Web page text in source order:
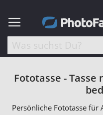
Fototasse -
Persönliche Fototasse